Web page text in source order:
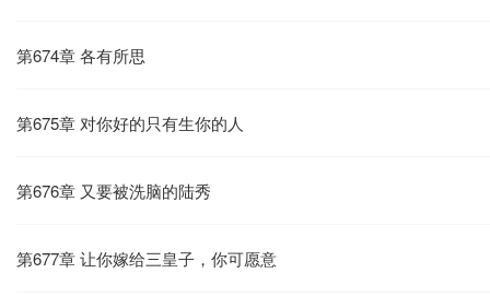
第674章 各有所思
第675章 对你好的只有生你的人
第676章 又要被洗脑的陆秀
第677章 让你嫁给三皇子，你可愿意